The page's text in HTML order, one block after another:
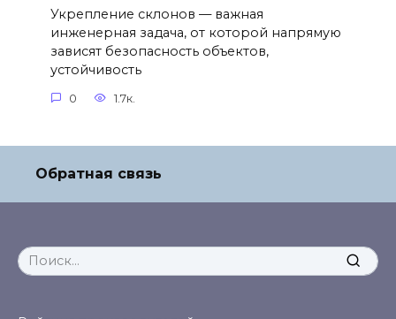
Укрепление склонов — важная
инженерная задача, от которой напрямую
зависят безопасность объектов,
устойчивость
0 1.7к.
Обратная связь
Search
for: